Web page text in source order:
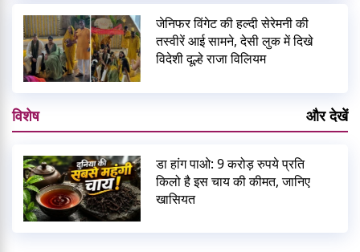
जेनिफर विंगेट की हल्दी सेरेमनी की
तस्वीरें आई सामने, देसी लुक में दिखे
विदेशी दूल्हे राजा विलियम
विशेष और देखें
डा हांग पाओ: 9 करोड़ रुपये प्रति
किलो है इस चाय की कीमत, जानिए
खासियत